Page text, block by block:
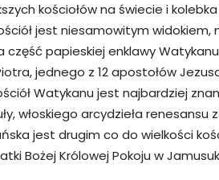
kościołów na świecie i
jest niesamowitym widokiem,
część papieskiej enklawy
jednego z 12 apostołów
Watykanu jest najbardziej
włoskiego arcydzieła renesansu
jest drugim co do wielkości
Bożej Królowej Pokoju w